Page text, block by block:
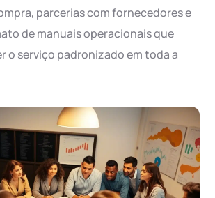
parcerias com fornecedores e
de manuais operacionais que
o serviço padronizado em toda a